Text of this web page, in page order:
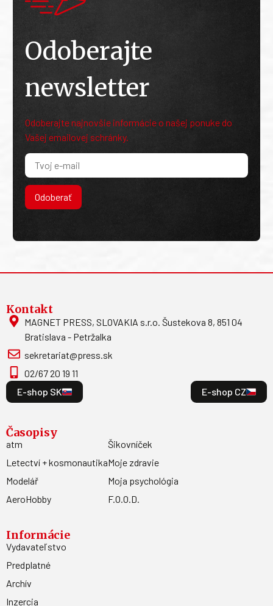
Odoberajte
newsletter
Odoberajte najnovšie informácie o našej ponuke do
Vašej emailovej schránky.
Odoberať
Kontakt
MAGNET PRESS, SLOVAKIA s.r.o. Šustekova 8, 851 04
Bratislava - Petržalka
sekretariat@press.sk
02/67 20 19 11
E-shop SK
E-shop CZ
Časopisy
atm
Letectví + kosmonautika
Modelář
AeroHobby
Šikovníček
Moje zdravie
Moja psychológia
F.O.O.D.
Informácie
Vydavateľstvo
Predplatné
Archív
Inzercia